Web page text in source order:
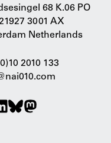
68 K.06 PO
3001 AX
Netherlands
2010 133